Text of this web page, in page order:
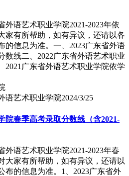
外语艺术职业学院2021-2023年依
家有所帮助，如有异议，还请以各
的信息为准。一、2023广东省外语
数线二、2022广东省外语艺术职业
2021广东省外语艺术职业学院依学
语艺术职业学院2024/3/25
院春季高考录取分数线（含2021-
外语艺术职业学院2021-2023年春
大家有所帮助，如有异议，还请以
布的信息为准。1、2023广东省外